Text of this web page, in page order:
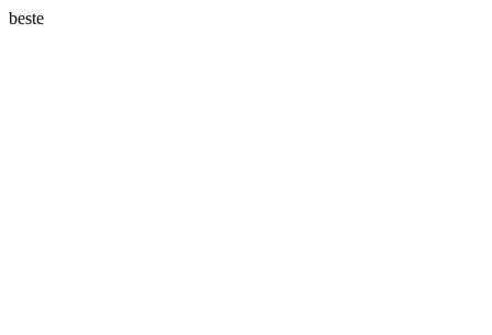
beste